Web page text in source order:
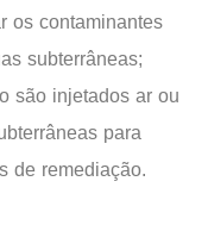
os contaminantes
subterrâneas;
são injetados ar ou
para
de remediação.